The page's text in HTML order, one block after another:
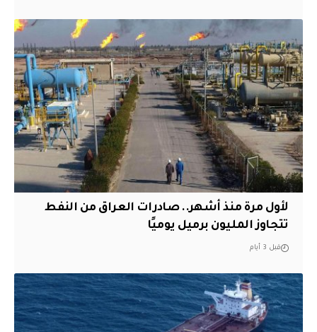
لأول مرة منذ أشهر.. صادرات العراق من النفط
تتجاوز المليون برميل يوميًا
قبل 3 أيام